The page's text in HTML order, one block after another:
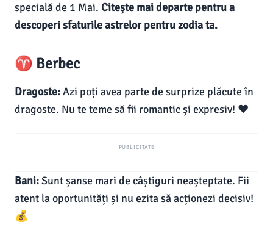
specială de 1 Mai. Citește mai departe pentru a
descoperi sfaturile astrelor pentru zodia ta.
♈ Berbec
Dragoste:Azi poți avea parte de surprize plăcute în
dragoste. Nu te teme să fii romantic și expresiv! ❤️
PUBLICITATE
Bani:Sunt șanse mari de câștiguri neașteptate. Fii
atent la oportunități și nu ezita să acționezi decisiv!
💰